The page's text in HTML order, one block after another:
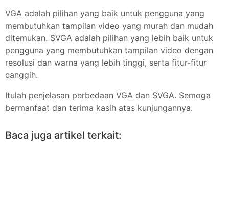
VGA adalah pilihan yang baik untuk pengguna yang
membutuhkan tampilan video yang murah dan mudah
ditemukan. SVGA adalah pilihan yang lebih baik untuk
pengguna yang membutuhkan tampilan video dengan
resolusi dan warna yang lebih tinggi, serta fitur-fitur
canggih.
Itulah penjelasan perbedaan VGA dan SVGA. Semoga
bermanfaat dan terima kasih atas kunjungannya.
Baca juga artikel terkait: